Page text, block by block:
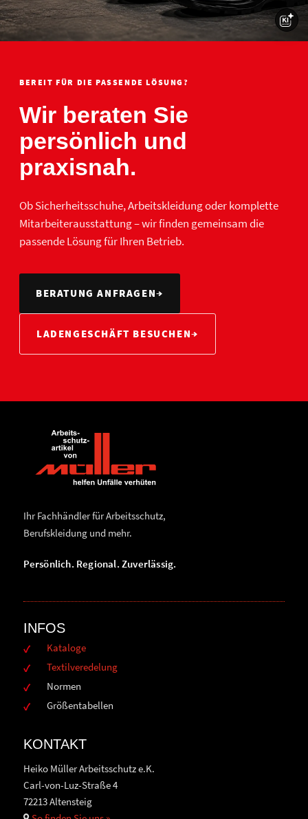
BEREIT FÜR DIE PASSENDE LÖSUNG?
Wir beraten Sie
persönlich und
praxisnah.
Ob Sicherheitsschuhe, Arbeitskleidung oder komplette
Mitarbeiterausstattung – wir finden gemeinsam die
passende Lösung für Ihren Betrieb.
BERATUNG ANFRAGEN→
LADENGESCHÄFT BESUCHEN→
Ihr Fachhändler für Arbeitsschutz,
Berufskleidung und mehr.
Persönlich. Regional. Zuverlässig.
INFOS
Kataloge
Textilveredelung
Normen
Größentabellen
KONTAKT
Heiko Müller Arbeitsschutz e.K.
Carl-von-Luz-Straße 4
72213 Altensteig